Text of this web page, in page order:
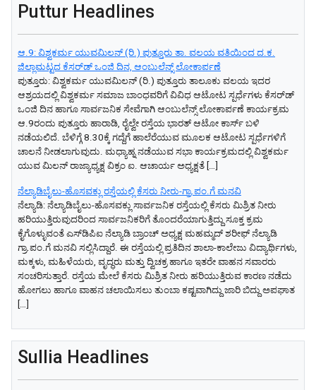
Puttur Headlines
ಆ.9: ವಿಶ್ವಕರ್ಮ ಯುವಮಿಲನ್‌ (ರಿ.) ಪುತ್ತೂರು ತಾ. ವಲಯ ವತಿಯಿಂದ ದ.ಕ.
ಜಿಲ್ಲಾಮಟ್ಟದ ಕೆಸರ್‌ಡ್‌ ಒಂಜಿ ದಿನ, ಆಂಬುಲೆನ್ಸ್‌ ಲೋಕಾರ್ಪಣೆ
ಪುತ್ತೂರು: ವಿಶ್ವಕರ್ಮ ಯುವಮಿಲನ್‌ (ರಿ.) ಪುತ್ತೂರು ತಾಲೂಕು ವಲಯ ಇದರ
ಆಶ್ರಯದಲ್ಲಿ ವಿಶ್ವಕರ್ಮ ಸಮಾಜ ಬಾಂಧವರಿಗೆ ವಿವಿಧ ಆಟೋಟ ಸ್ಪರ್ಧೆಗಳು ಕೆಸರ್‌ಡ್‌
ಒಂಜಿ ದಿನ ಹಾಗೂ ಸಾರ್ವಜನಿಕ ಸೇವೆಗಾಗಿ ಆಂಬುಲೆನ್ಸ್‌ ಲೋಕಾರ್ಪಣೆ ಕಾರ್ಯಕ್ರಮ
ಆ.9ರಂದು ಪುತ್ತೂರು ಹಾರಾಡಿ, ರೈಲ್ವೇ ರಸ್ತೆಯ ಭಾರತ್‌ ಆಟೋ ಕಾರ್ಸ್‌ ಬಳಿ
ನಡೆಯಲಿದೆ. ಬೆಳಿಗ್ಗೆ 8.30ಕ್ಕೆ ಗದ್ದೆಗೆ ಹಾಲೆರೆಯುವ ಮೂಲಕ ಆಟೋಟ ಸ್ಪರ್ಧೆಗಳಿಗೆ
ಚಾಲನೆ ನೀಡಲಾಗುವುದು. ಮಧ್ಯಾಹ್ನ ನಡೆಯುವ ಸಭಾ ಕಾರ್ಯಕ್ರಮದಲ್ಲಿ ವಿಶ್ವಕರ್ಮ
ಯುವ ಮಿಲನ್‌ ರಾಜ್ಯಾಧ್ಯಕ್ಷ ವಿಕ್ರಂ ಐ. ಆಚಾರ್ಯ ಅಧ್ಯಕ್ಷತೆ […]
ನೆಲ್ಯಾಡಿಬೈಲು-ಹೊಸವಕ್ಲು ರಸ್ತೆಯಲ್ಲಿ ಕೆಸರು ನೀರು-ಗ್ರಾ.ಪಂ.ಗೆ ಮನವಿ
ನೆಲ್ಯಾಡಿ: ನೆಲ್ಯಾಡಿಬೈಲು-ಹೊಸವಕ್ಲು ಸಾರ್ವಜನಿಕ ರಸ್ತೆಯಲ್ಲಿ ಕೆಸರು ಮಿಶ್ರಿತ ನೀರು
ಹರಿಯುತ್ತಿರುವುದರಿಂದ ಸಾರ್ವಜನಿಕರಿಗೆ ತೊಂದರೆಯಾಗುತ್ತಿದ್ದು ಸೂಕ್ತ ಕ್ರಮ
ಕೈಗೊಳ್ಳುವಂತೆ ಎಸ್‌ಡಿಪಿಐ ನೆಲ್ಯಾಡಿ ಬ್ರಾಂಚ್ ಅಧ್ಯಕ್ಷ ಮಹಮ್ಮದ್ ಶರೀಫ್ ನೆಲ್ಯಾಡಿ
ಗ್ರಾ.ಪಂ.ಗೆ ಮನವಿ ಸಲ್ಲಿಸಿದ್ದಾರೆ. ಈ ರಸ್ತೆಯಲ್ಲಿ ಪ್ರತಿದಿನ ಶಾಲಾ-ಕಾಲೇಜು ವಿದ್ಯಾರ್ಥಿಗಳು,
ಮಕ್ಕಳು, ಮಹಿಳೆಯರು, ವೃದ್ಧರು ಮತ್ತು ದ್ವಿಚಕ್ರ ಹಾಗೂ ಇತರೇ ವಾಹನ ಸವಾರರು
ಸಂಚರಿಸುತ್ತಾರೆ. ರಸ್ತೆಯ ಮೇಲೆ ಕೆಸರು ಮಿಶ್ರಿತ ನೀರು ಹರಿಯುತ್ತಿರುವ ಕಾರಣ ನಡೆದು
ಹೋಗಲು ಹಾಗೂ ವಾಹನ ಚಲಾಯಿಸಲು ತುಂಬಾ ಕಷ್ಟವಾಗಿದ್ದು ಜಾರಿ ಬಿದ್ದು ಅಪಘಾತ
[…]
Sullia Headlines